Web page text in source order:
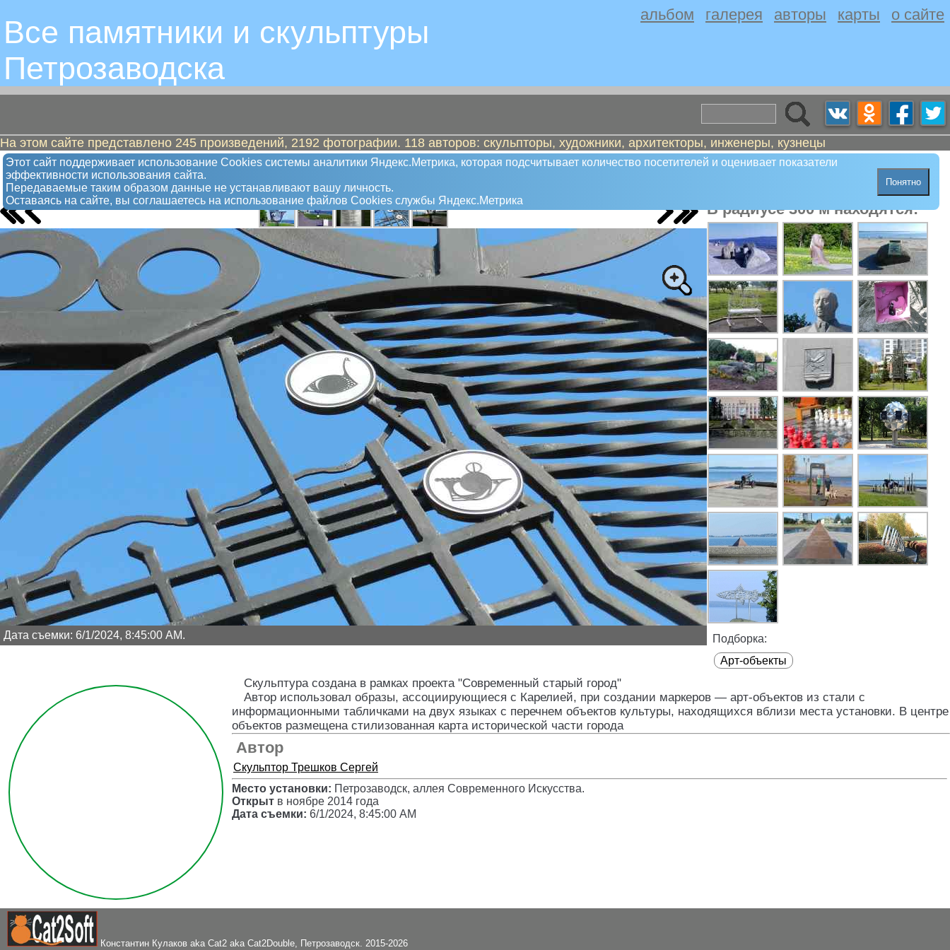
альбом галерея авторы карты о сайте
Все памятники и скульптуры
Петрозаводскa
На этом сайте представлено 245 произведений, 2192 фотографии. 118 авторов: скульпторы, художники, архитекторы, инженеры, кузнецы
Этот сайт поддерживает использование Сookies системы аналитики Яндекс.Метрика, которая подсчитывает количество посетителей и оценивает показатели
эффективности использования сайта.
Передаваемые таким образом данные не устанавливают вашу личность.
Оставаясь на сайте, вы соглашаетесь на использование файлов Сookies службы Яндекс.Метрика
Понятно
Кораблик - туристическая карта
Арт-объект
Дата съемки: 6/1/2024, 8:45:00 AM.
В радиусе 300 м находятся:
Подборка:
Арт-объекты
Скульптура создана в рамках проекта "Современный старый город"
Автор использовал образы, ассоциирующиеся с Карелией, при создании маркеров — арт-объектов из стали с
информационными табличками на двух языках с перечнем объектов культуры, находящихся вблизи места установки. В центре
объектов размещена стилизованная карта исторической части города
Автор
Скульптор Трешков Сергей
Место установки: Петрозаводск, аллея Современного Искусства.
Открыт в ноябре 2014 года
Дата съемки: 6/1/2024, 8:45:00 AM
Константин Кулаков aka Cat2 aka Cat2Double, Петрозаводск. 2015-2026